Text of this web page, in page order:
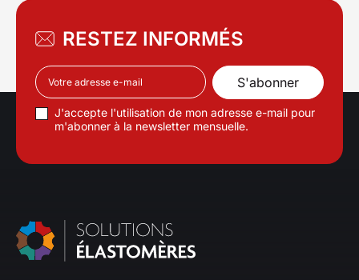
RESTEZ INFORMÉS
J'accepte l'utilisation de mon adresse e-mail pour
m'abonner à la newsletter mensuelle.